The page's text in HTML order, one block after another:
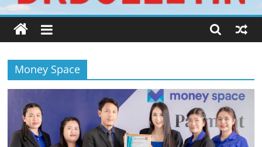
พร้อมอาวุธเคียวและศึกกิลด์-PvP เดือดครึ่งปีหลัง 2026
Smilegate ฉลองครบรอบ 1 ปี “Lordnine”เปิดตัวเซิร์ฟใหม่ ‘Helena’
บูสต์ EXP กระฉูด 50% พร้อมแจกซัมมอนสูงสุด 1,111 ครั้ง!
ข่าว
ครบ
ทุก
Money Space